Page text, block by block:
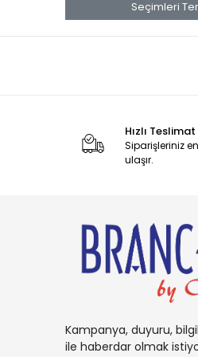
banana
Banana Boat
bluey
BURT'S
Cadbury
CARAMİA
Seçimleri
Hızlı Teslimat
Siparişleriniz
ulaşır.
Kampanya, duyuru,
ile haberdar olmak